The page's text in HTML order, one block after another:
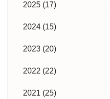
2025 (17)
2024 (15)
2023 (20)
2022 (22)
2021 (25)